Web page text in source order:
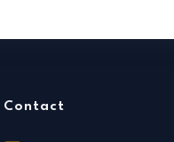
Contact